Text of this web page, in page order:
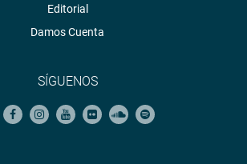
Editorial
Damos Cuenta
SÍGUENOS